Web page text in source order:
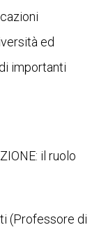
ed
importanti
il ruolo
(Professore di